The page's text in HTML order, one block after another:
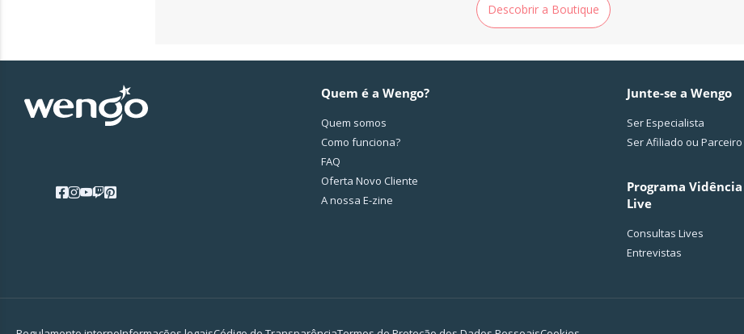
Descobrir a Boutique
Quem é a Wengo?
Quem somos
Como funciona?
FAQ
Oferta Novo Cliente
A nossa E-zine
Junte-se a Wengo
Ser Especialista
Ser Afiliado ou Parceiro
Programa Vidência
Live
Consultas Lives
Entrevistas